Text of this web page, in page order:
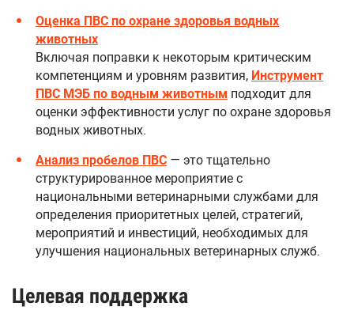
Оценка ПВС по охране здоровья водных
животных
Включая поправки к некоторым критическим
компетенциям и уровням развития, Инструмент
ПВС МЭБ по водным животным подходит для
оценки эффективности услуг по охране здоровья
водных животных.
Анализ пробелов ПВС — это тщательно
структурированное мероприятие с
национальными ветеринарными службами для
определения приоритетных целей, стратегий,
мероприятий и инвестиций, необходимых для
улучшения национальных ветеринарных служб.
Целевая поддержка